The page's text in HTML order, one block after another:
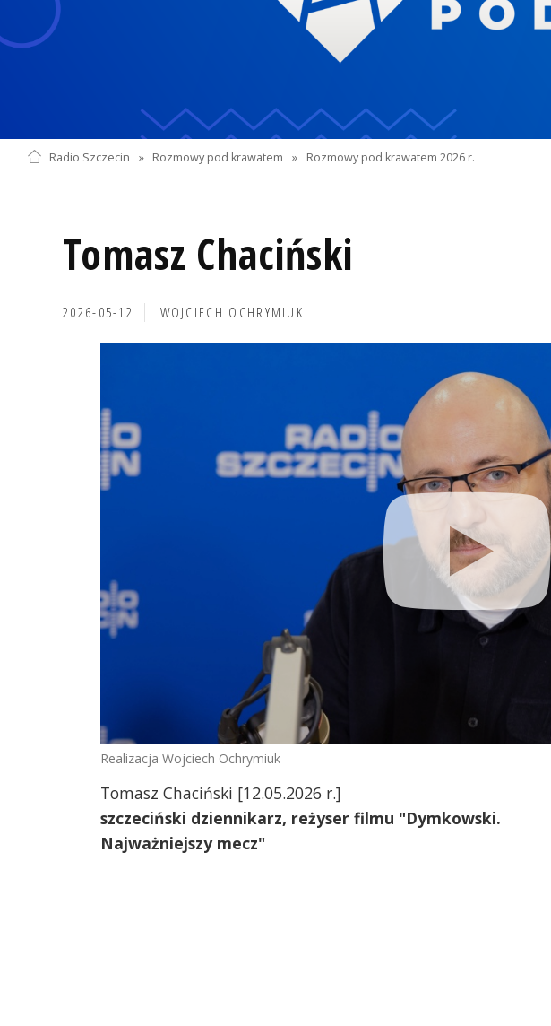
Radio Szczecin » Rozmowy pod krawatem » Rozmowy pod krawatem 2026 r.
Tomasz Chaciński
2026-05-12 WOJCIECH OCHRYMIUK
Realizacja Wojciech Ochrymiuk
Tomasz Chaciński [12.05.2026 r.]
szczeciński dziennikarz, reżyser filmu "Dymkowski.
Najważniejszy mecz"